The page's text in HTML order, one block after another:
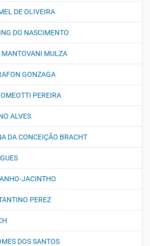
DE OLIVEIRA
DO NASCIMENTO
MANTOVANI MULZA
GONZAGA
PEREIRA
ALVES
DA CONCEIÇÃO BRACHT
JACINTHO
PEREZ
DOS SANTOS